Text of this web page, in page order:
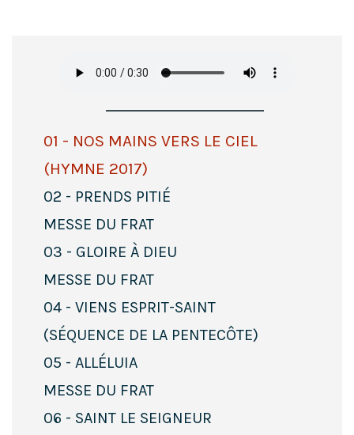
01 - NOS MAINS VERS LE CIEL
(HYMNE 2017)
02 - PRENDS PITIÉ
MESSE DU FRAT
03 - GLOIRE À DIEU
MESSE DU FRAT
04 - VIENS ESPRIT-SAINT
(SÉQUENCE DE LA PENTECÔTE)
05 - ALLÉLUIA
MESSE DU FRAT
06 - SAINT LE SEIGNEUR